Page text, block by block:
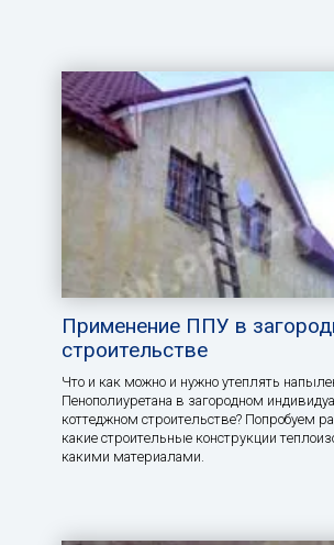
Применение ППУ в
строительстве
Что и как можно и нужно утеплять
Пенополиуретана в загородном
коттеджном строительстве? Попробуем
какие строительные конструкции
какими материалами.